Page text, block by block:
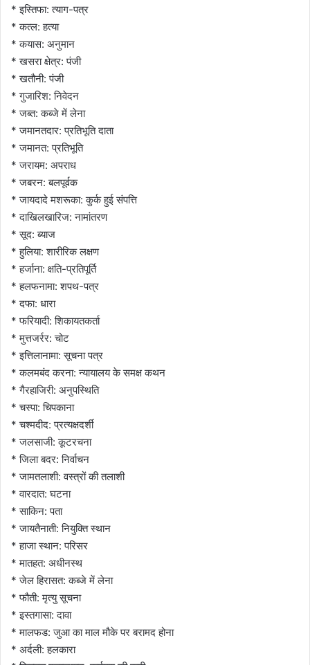
* इस्तिफा: त्याग-पत्र
* कत्ल: हत्या
* कयास: अनुमान
* खसरा क्षेत्र: पंजी
* खतौनी: पंजी
* गुजारिश: निवेदन
* जब्त: कब्जे में लेना
* जमानतदार: प्रतिभूति दाता
* जमानत: प्रतिभूति
* जरायम: अपराध
* जबरन: बलपूर्वक
* जायदादे मशरूका: कुर्क हुई संपत्ति
* दाखिलखारिज: नामांतरण
* सूद: ब्याज
* हुलिया: शारीरिक लक्षण
* हर्जाना: क्षति-प्रतिपूर्ति
* हलफनामा: शपथ-पत्र
* दफा: धारा
* फरियादी: शिकायतकर्ता
* मुत्तजर्रर: चोट
* इत्तिलानामा: सूचना पत्र
* कलमबंद करना: न्यायालय के समक्ष कथन
* गैरहाजिरी: अनुपस्थिति
* चस्पा: चिपकाना
* चश्मदीद: प्रत्यक्षदर्शी
* जलसाजी: कूटरचना
* जिला बदर: निर्वाचन
* जामतलाशी: वस्त्रों की तलाशी
* वारदात: घटना
* साकिन: पता
* जायतैनाती: नियुक्ति स्थान
* हाजा स्थान: परिसर
* मातहत: अधीनस्थ
* जेल हिरासत: कब्जे में लेना
* फौती: मृत्यु सूचना
* इस्तगासा: दावा
* मालफड: जुआ का माल मौके पर बरामद होना
* अर्दली: हलकारा